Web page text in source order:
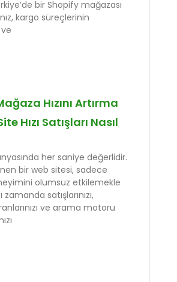
bir Shopify mağazası
kargo süreçlerinin
ve
Hızını Artırma
Hızı Satışları Nasıl
her saniye değerlidir.
bir web sitesi, sadece
olumsuz etkilemekle
satışlarınızı,
ve arama motoru